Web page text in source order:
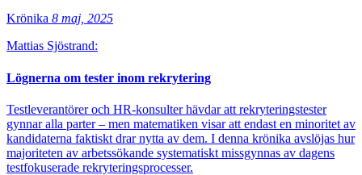
Krönika 8 maj, 2025
Mattias Sjöstrand:
Lögnerna om tester inom rekrytering
Testleverantörer och HR-konsulter hävdar att rekryteringstester
gynnar alla parter – men matematiken visar att endast en minoritet av
kandidaterna faktiskt drar nytta av dem. I denna krönika avslöjas hur
majoriteten av arbetssökande systematiskt missgynnas av dagens
testfokuserade rekryteringsprocesser.